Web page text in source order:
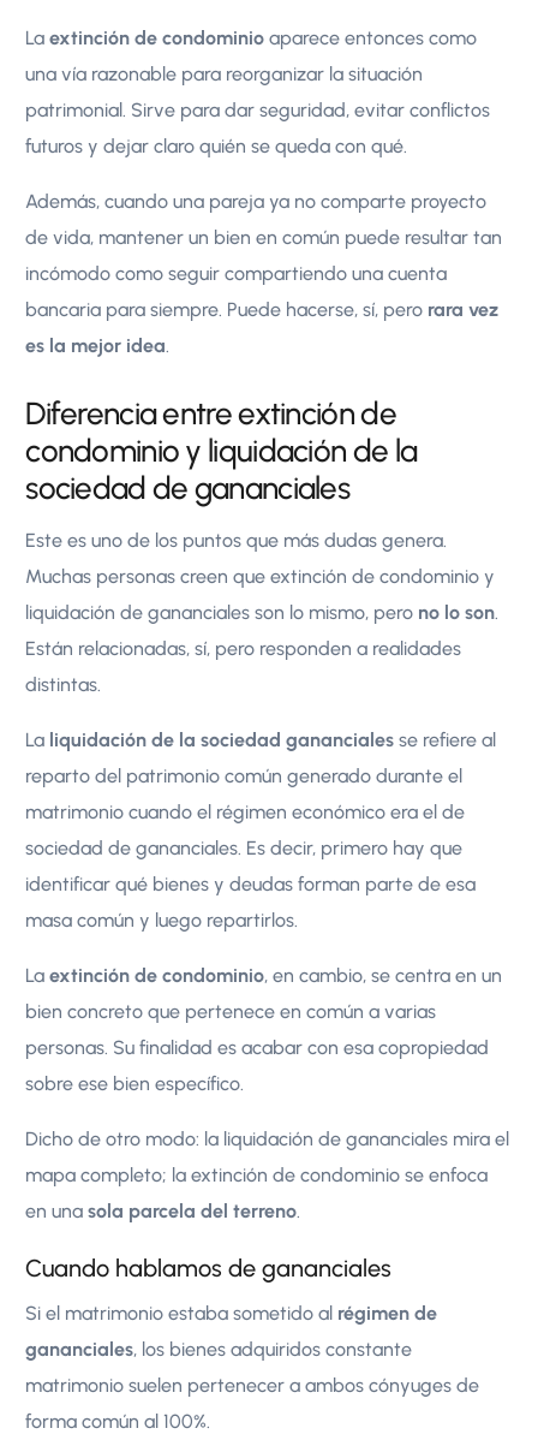
Laextinción de condominio aparece entonces como
una vía razonable para reorganizar la situación
patrimonial. Sirve para dar seguridad, evitar conflictos
futuros y dejar claro quién se queda con qué.
Además, cuando una pareja ya no comparte proyecto
de vida, mantener un bien en común puede resultar tan
incómodo como seguir compartiendo una cuenta
bancaria para siempre. Puede hacerse, sí, pero rara vez
es la mejor idea.
Diferencia entre extinción de
condominio y liquidación de la
sociedad de gananciales
Este es uno de los puntos que más dudas genera.
Muchas personas creen que extinción de condominio y
liquidación de gananciales son lo mismo, pero no lo son.
Están relacionadas, sí, pero responden a realidades
distintas.
La liquidación de la sociedad gananciales se refiere al
reparto del patrimonio común generado durante el
matrimonio cuando el régimen económico era el de
sociedad de gananciales. Es decir, primero hay que
identificar qué bienes y deudas forman parte de esa
masa común y luego repartirlos.
Laextinción de condominio, en cambio, se centra en un
bien concreto que pertenece en común a varias
personas. Su finalidad es acabar con esa copropiedad
sobre ese bien específico.
Dicho de otro modo: la liquidación de gananciales mira el
mapa completo; la extinción de condominio se enfoca
en unasola parcela del terreno.
Cuando hablamos de gananciales
Si el matrimonio estaba sometido al régimen de
gananciales, los bienes adquiridos constante
matrimonio suelen pertenecer a ambos cónyuges de
forma común al 100%.